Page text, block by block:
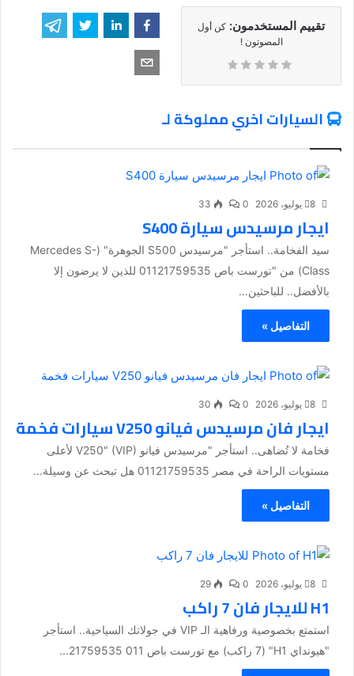
تقييم المستخدمون: كن أول
المصوتون !
السيارات اخري مملوكة لـ
8 يوليو، 2026 0
33
ايجار مرسيدس سيارة S400
سيد الفخامة.. استأجر "مرسيدس S500 الجوهرة" (Mercedes S-
Class) من "تورست باص 01121759535 للذين لا يرضون إلا
بالأفضل.. للباحثين...
التفاصيل »
8 يوليو، 2026 0
30
ايجار فان مرسيدس فيانو V250 سيارات فخمة
فخامة لا تُضاهى.. استأجر "مرسيدس فيانو V250" (VIP) لأعلى
مستويات الراحة في مصر 01121759535 هل تبحث عن وسيلة...
التفاصيل »
8 يوليو، 2026 0
29
H1 للايجار فان 7 راكب
استمتع بخصوصية ورفاهية الـ VIP في جولاتك السياحية.. استأجر
"هيونداي H1" (7 راكب) مع تورست باص 011 21759535...